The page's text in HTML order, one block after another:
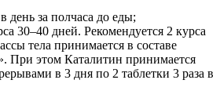
день за полчаса до еды;
30–40 дней. Рекомендуется 2 курса
тела принимается в составе
При этом Каталитин принимается
в 3 дня по 2 таблетки 3 раза в